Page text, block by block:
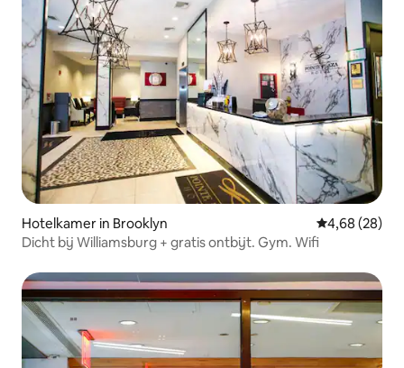
Hotelkamer in Brooklyn Gemiddelde
4,68 (28)
Dicht bij Williamsburg + gratis ontbijt. Gym. Wifi